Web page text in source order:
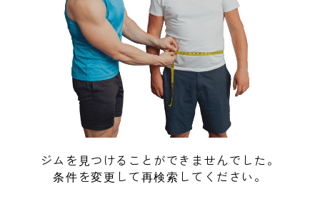
ジムを見つけることができませんでした。
条件を変更して再検索してください。